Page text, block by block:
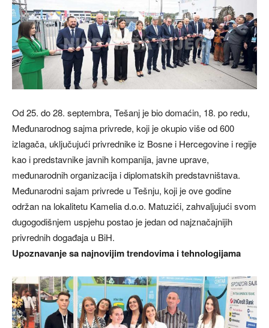
Od 25. do 28. septembra, Tešanj je bio domaćin, 18. po redu,
Međunarodnog sajma privrede, koji je okupio više od 600
izlagača, uključujući privrednike iz Bosne i Hercegovine i regije
kao i predstavnike javnih kompanija, javne uprave,
međunarodnih organizacija i diplomatskih predstavništava.
Međunarodni sajam privrede u Tešnju, koji je ove godine
održan na lokalitetu Kamelia d.o.o. Matuzići, zahvaljujući svom
dugogodišnjem uspjehu postao je jedan od najznačajnijih
privrednih događaja u BiH.
Upoznavanje sa najnovijim trendovima i tehnologijama